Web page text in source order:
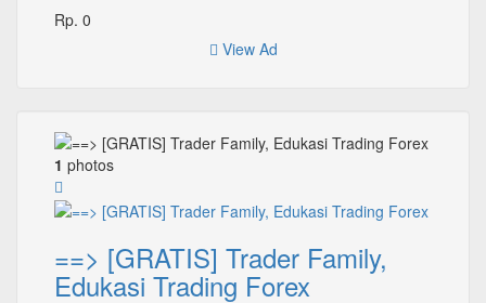
Rp. 0
View Ad
1 photos
==> [GRATIS] Trader Family,
Edukasi Trading Forex